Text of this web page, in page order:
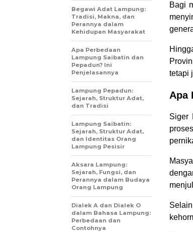
Bagi
tetapi
Apa
Siger
Begawi Adat Lampung:
Tradisi, Makna, dan
Perannya dalam
Kehidupan Masyarakat
Apa Perbedaan
Lampung Saibatin dan
Pepadun? Ini
Penjelasannya
Lampung Pepadun:
Sejarah, Struktur Adat,
dan Tradisi
Lampung Saibatin:
Sejarah, Struktur Adat,
dan Identitas Orang
Lampung Pesisir
Aksara Lampung:
Sejarah, Fungsi, dan
Perannya dalam Budaya
Orang Lampung
Dialek A dan Dialek O
dalam Bahasa Lampung:
Perbedaan dan
Contohnya